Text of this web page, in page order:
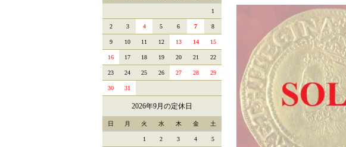
1
2 3 4 5 6 7 8
9 10 11 12 13 14 15
16 17 18 19 20 21 22
23 24 25 26 27 28 29
30 31
2026年9月の定休日
日 月 火 水 木 金 土
1 2 3 4 5